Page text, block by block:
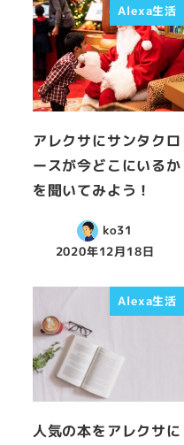
Alexa生活
アレクサにサンタクロ
ースが今どこにいるか
を聞いてみよう！
ko31
2020年12月18日
Alexa生活
人気の本をアレクサに